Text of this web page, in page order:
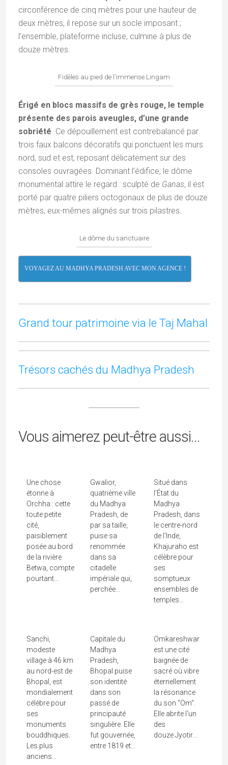
circonférence de cinq mètres pour une hauteur de
deux mètres, il repose sur un socle imposant ;
l’ensemble, plateforme incluse, culmine à plus de
douze mètres.
Fidèles au pied de l’immense Lingam
Érigé en blocs massifs de grès rouge, le temple
présente des parois aveugles, d’une grande
sobriété. Ce dépouillement est contrebalancé par
trois faux balcons décoratifs qui ponctuent les murs
nord, sud et est, reposant délicatement sur des
consoles ouvragées. Dominant l’édifice, le dôme
monumental attire le regard : sculpté de Ganas, il est
porté par quatre piliers octogonaux de plus de douze
mètres, eux-mêmes alignés sur trois pilastres.
Le dôme du sanctuaire
VOYAGEZ AU MADHYA PRADESH AVEC MON AGENCE !
Grand tour patrimoine via le Taj Mahal
Trésors cachés du Madhya Pradesh
Vous aimerez peut-être aussi...
Cité Des
Une chose
étonne à
Orchha : cette
toute petite
cité,
paisiblement
posée au bord
de la rivière
Betwa, compte
pourtant...
Perle De
Gwalior,
quatrième ville
du Madhya
Pradesh, de
par sa taille,
puise sa
renommée
dans sa
citadelle
impériale qui,
perchée...
Khajuraho Et
Situé dans
l'État du
Madhya
Pradesh, dans
le centre-nord
de l'Inde,
Khajuraho est
célèbre pour
ses
somptueux
ensembles de
temples...
Sanchi, Le
Plus Ancien
Sanchi,
modeste
village à 46 km
au nord-est de
Bhopal, est
mondialement
célèbre pour
ses
monuments
bouddhiques.
Les plus
anciens...
Bhopal,
Royaume Des
Capitale du
Madhya
Pradesh,
Bhopal puise
son identité
dans son
passé de
principauté
singulière. Elle
fut gouvernée,
entre 1819 et...
Omkareshwa
R, Le
Seigneur Du
Omkareshwar
est une cité
baignée de
sacré où vibre
éternellement
la résonance
du son "Om".
Elle abrite l'un
des
douze Jyotir...